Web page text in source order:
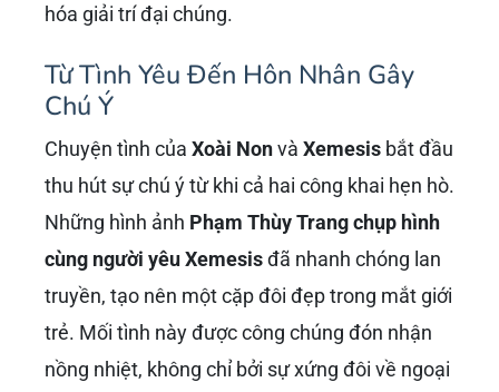
hóa giải trí đại chúng.
Từ Tình Yêu Đến Hôn Nhân Gây
Chú Ý
Chuyện tình của Xoài Nonvà Xemesis bắt đầu
thu hút sự chú ý từ khi cả hai công khai hẹn hò.
Những hình ảnh Phạm Thùy Trang chụp hình
cùng người yêu Xemesisđã nhanh chóng lan
truyền, tạo nên một cặp đôi đẹp trong mắt giới
trẻ. Mối tình này được công chúng đón nhận
nồng nhiệt, không chỉ bởi sự xứng đôi về ngoại